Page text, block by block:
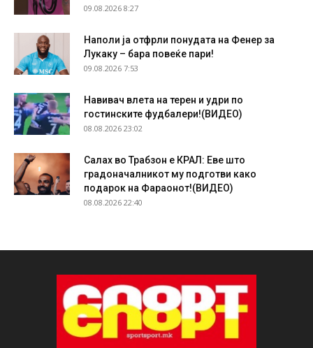
09.08.2026 8:27
Наполи ја отфрли понудата на Фенер за
Лукаку – бара повеќе пари!
09.08.2026 7:53
Навивач влета на терен и удри по
гостинските фудбалери!(ВИДЕО)
08.08.2026 23:02
Салах во Трабзон е КРАЛ: Еве што
градоначалникот му подготви како
подарок на Фараонот!(ВИДЕО)
08.08.2026 22:40